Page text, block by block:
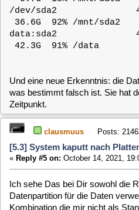
mounten:
Code:
[Select]
mkdir /mnt/sda1
Danach hast Du unter /mnt/sda1 Zugriff
Neben der rc.config gehen am ehesten
/etc/vdr/timers.conf und die /etc/vdr/
nur ein Link auf die eigentliche Datei)
purzel
[5.3] System kaputt nach
«Reply #6 on:October 15, 2021, 07:50:38 »
Ich kann mich nicht bewußt erinnern,
Datenpartition angegeben zu haben
das so gewohnt bin) eine